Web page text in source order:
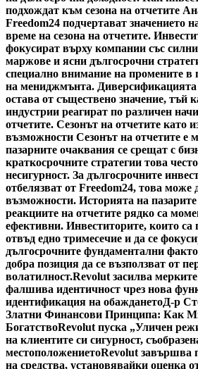
подхождат към сезона на отчетите
Freedom24 подчертават значението
време на сезона на отчетите.
фокусират върху компании със
маржове и ясни дългосрочни
специално внимание на промените в
на мениджмънта.
остава от съществено значение, тъй
индустрии реагират по различен
отчетите. Сезонът на отчетите като
възможности Сезонът на отчетите е
пазарните очаквания се срещат с
краткосрочните стратегии това
несигурност. За дългосрочните
отбелязват от Freedom24, това може
възможности. Историята на пазарите
реакциите на отчетите рядко са
ефективни. Инвеститорите, които са
отвъд едно тримесечие и да се
дългосрочните фундаментални
добра позиция да се възползват от
волатилност.Revolut засилва
фалшива идентичност чрез нова
идентификация на обажданетоД-р
Златни Финансови Принципа: Как
БогатствоRevolut пуска „Уличен
на клиентите си сигурност,
местоположениетоRevolut завършва
на средства, установявайки оценка